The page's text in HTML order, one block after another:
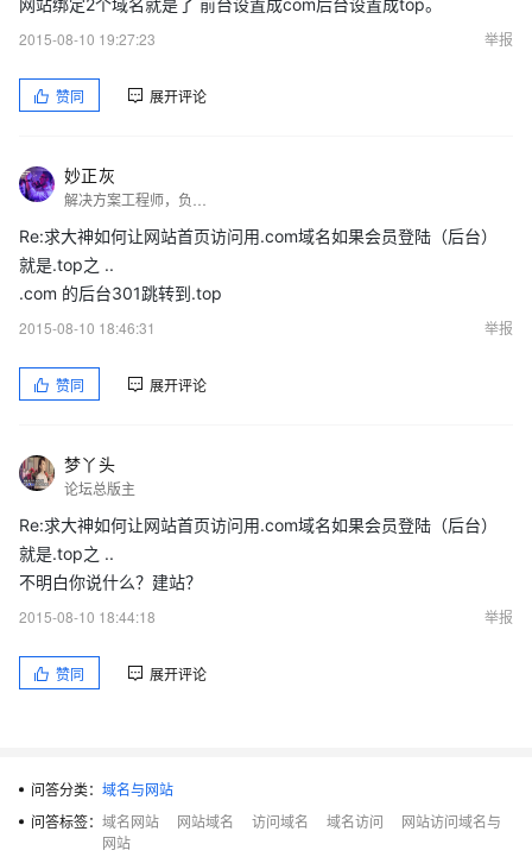
网站绑定2个域名就是了 前台设置成com后台设置成top。
2015-08-10 19:27:23
举报
赞同 展开评论
妙正灰
Re:求大神如何让网站首页访问用.com域名如果会员登陆（后台）
就是.top之 ..
.com 的后台301跳转到.top
2015-08-10 18:46:31
举报
赞同 展开评论
梦丫头
论坛总版主
Re:求大神如何让网站首页访问用.com域名如果会员登陆（后台）
就是.top之 ..
不明白你说什么？建站？
2015-08-10 18:44:18
举报
赞同 展开评论
问答分类： 域名与网站
问答标签： 域名网站 网站域名 访问域名 域名访问
网站访问域名与
网站